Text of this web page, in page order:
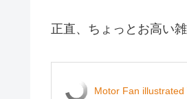
正直、ちょっとお高い
Motor Fan illustrated